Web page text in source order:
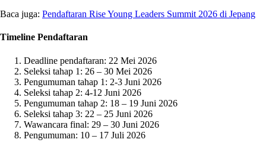
Baca juga: Pendaftaran Rise Young Leaders Summit 2026 di Jepang
Timeline Pendaftaran
Deadline pendaftaran: 22 Mei 2026
Seleksi tahap 1: 26 – 30 Mei 2026
Pengumuman tahap 1: 2-3 Juni 2026
Seleksi tahap 2: 4-12 Juni 2026
Pengumuman tahap 2: 18 – 19 Juni 2026
Seleksi tahap 3: 22 – 25 Juni 2026
Wawancara final: 29 – 30 Juni 2026
Pengumuman: 10 – 17 Juli 2026